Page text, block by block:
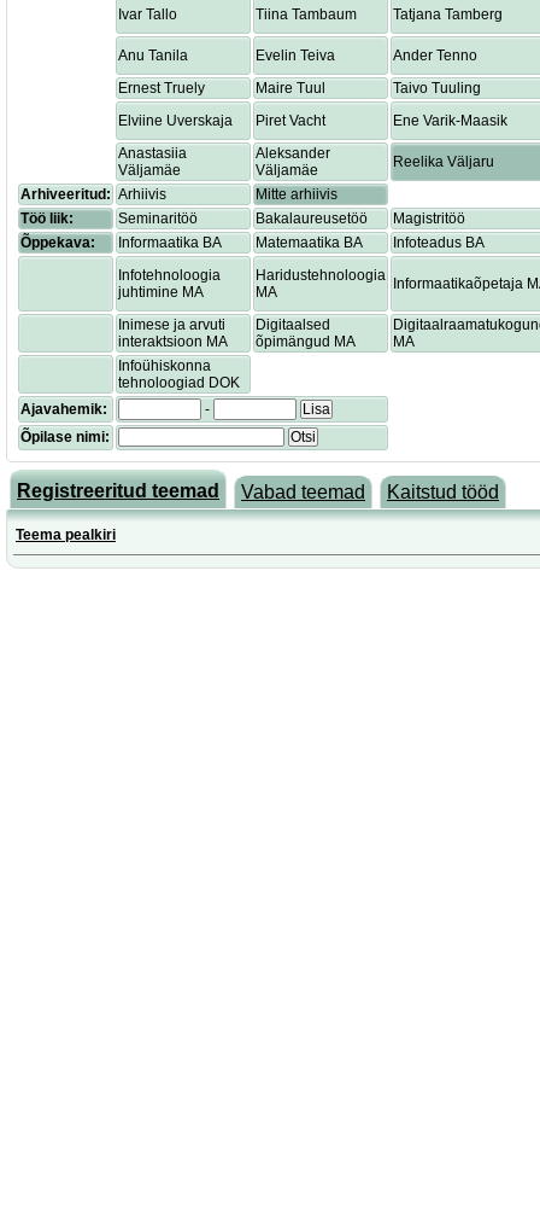
Ivar Tallo
Tiina Tambaum Tatjana Tamberg
Anu Tanila Evelin Teiva
Ander Tenno
Ernest Truely
Maire Tuul
Taivo Tuuling
Elviine Uverskaja
Piret Vacht
Ene Varik-Maasik
Anastasiia
Väljamäe
Aleksander
Väljamäe
Reelika Väljaru
Arhiveeritud: Arhiivis
Mitte arhiivis
Töö liik:
Seminaritöö Bakalaureusetöö
Magistritöö
Õppekava:
Informaatika BA Matemaatika BA
Infoteadus BA
Infotehnoloogia
juhtimine MA
Haridustehnoloogia
MA
Informaatikaõpetaja
Inimese ja arvuti
interaktsioon MA
Digitaalsed
õpimängud MA
MA
Infoühiskonna
tehnoloogiad DOK
Ajavahemik:
-
Lisa
Õpilase nimi:
Otsi
Registreeritud teemad Vabad teemad Kaitstud tööd
Teema pealkiri